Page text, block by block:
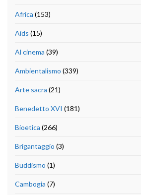
Africa (153)
Aids (15)
Al cinema (39)
Ambientalismo (339)
Arte sacra (21)
Benedetto XVI (181)
Bioetica (266)
Brigantaggio (3)
Buddismo (1)
Cambogia (7)